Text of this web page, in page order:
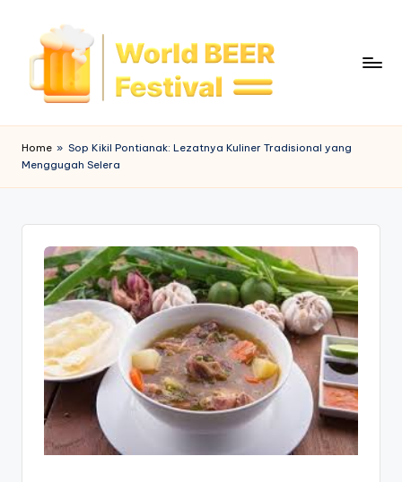
o
rl
B
Home » Sop Kikil Pontianak: Lezatnya Kuliner Tradisional yang
Menggugah Selera